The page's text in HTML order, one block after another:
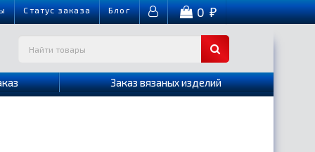
Cтатус заказа Блог 0₽
Заказ вязаных изделий